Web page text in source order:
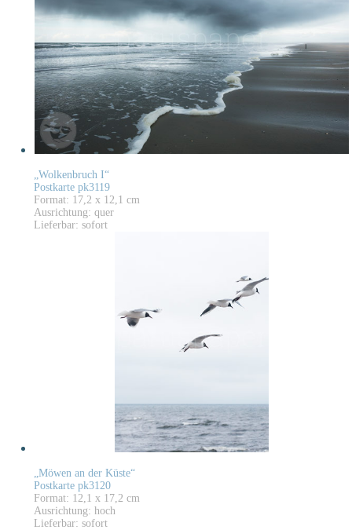
„Wolkenbruch I“
Postkarte pk3119
Format: 17,2 x 12,1 cm
Ausrichtung: quer
Lieferbar: sofort
„Möwen an der Küste“
Postkarte pk3120
Format: 12,1 x 17,2 cm
Ausrichtung: hoch
Lieferbar: sofort